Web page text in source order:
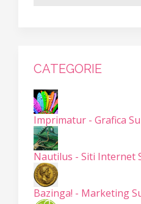
CATEGORIE
Imprimatur - Grafica
Nautilus - Siti Internet
Bazinga! - Marketing